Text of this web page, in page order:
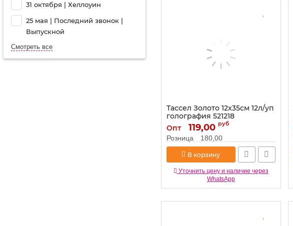
31 октября | Хеллоуин
25 мая | Последний звонок |
Выпускной
Смотреть все
Тассел Золото 12х35см 12л/уп
голография 521218
Артикул: 521218
Опт 119,00 руб
Розница 180,00
В корзину
Уточнить цену и наличие через
WhatsApp